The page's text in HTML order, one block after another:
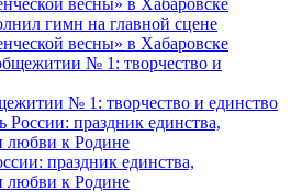
гимн на главной сцене
весны» в Хабаровске
№ 1: творчество и единство
праздник единства,
любви к Родине